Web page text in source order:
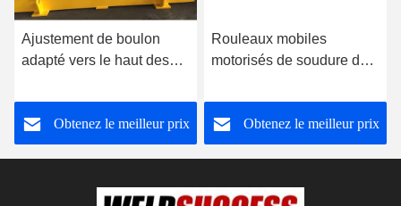
Ajustement de boulon
adapté vers le haut des
de tuyau de rotateur de
soudure pour la soudure
Obtenez le meilleur prix
Rouleaux mobiles
motorisés de soudure de
du tuyau 120000lbs
Obtenez le meilleur prix